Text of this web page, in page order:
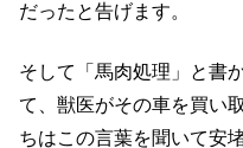
だったと告げます。
そして「馬肉処理」と書
て、獣医がその車を買い
ちはこの言葉を聞いて安